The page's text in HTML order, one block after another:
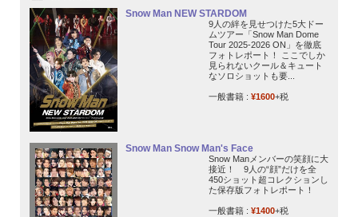
Snow Man NEW STARDOM
9人の絆を見せつけた5大ドー
ムツアー「Snow Man Dome
Tour 2025-2026 ON」を徹底
フォトレポート！ ここでしか
見られないクール＆キュート
なソロショットも要...
一般書籍 : ¥1600+税
Snow Man Snow Man's Face
Snow Manメンバーの笑顔に大
接近！ 9人の“顔”だけを全
450ショット超コレクションし
た保存版フォトレポート！
一般書籍 : ¥1400+税